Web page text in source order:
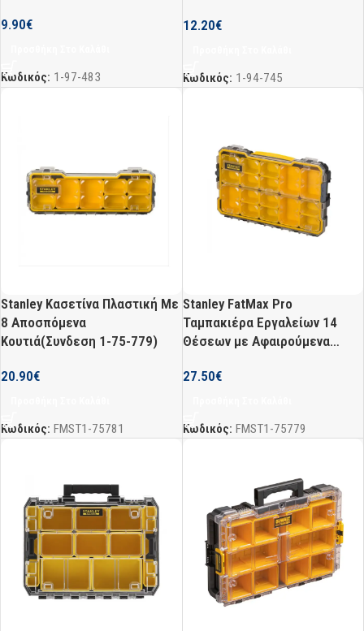
9.90€
Κωδικός: 1-97-483
12.20€
Κωδικός: 1-94-745
Stanley Κασετίνα Πλαστική Με
8 Αποσπόμενα
Κουτιά(Συνδεση 1-75-779)
20.90€
Κωδικός: FMST1-75781
Stanley FatMax Pro
Ταμπακιέρα Εργαλείων 14
Θέσεων με Αφαιρούμενα
27.50€
Κωδικός: FMST1-75779